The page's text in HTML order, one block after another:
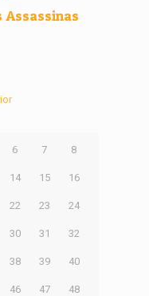
Assassinas
6 7 8
14 15 16
22 23 24
30 31 32
38 39 40
46 47 48